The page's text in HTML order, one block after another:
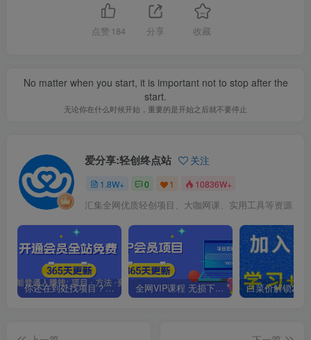
点赞 184 分享 收藏
No matter when you start, it is important not to stop after the
start.
无论你在什么时候开始，重要的是开始之后就不要停止
爱分享:轻创终点站 关注
1.8W+ 0 1 10836W+
汇集全网优质轻创项目、大咖网课、实用工具等资源
你还在到处找项目？还在当韭菜？我靠卖项目一个月收入5万+，曾经我也是个失败者。 全网VIP课程 无损下载~.~